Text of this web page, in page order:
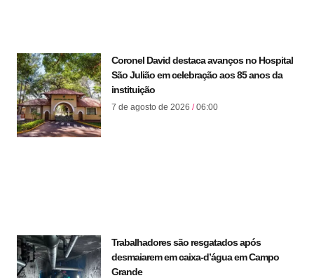
Coronel David destaca avanços no Hospital
São Julião em celebração aos 85 anos da
instituição
7 de agosto de 2026 06:00
Trabalhadores são resgatados após
desmaiarem em caixa-d’água em Campo
Grande